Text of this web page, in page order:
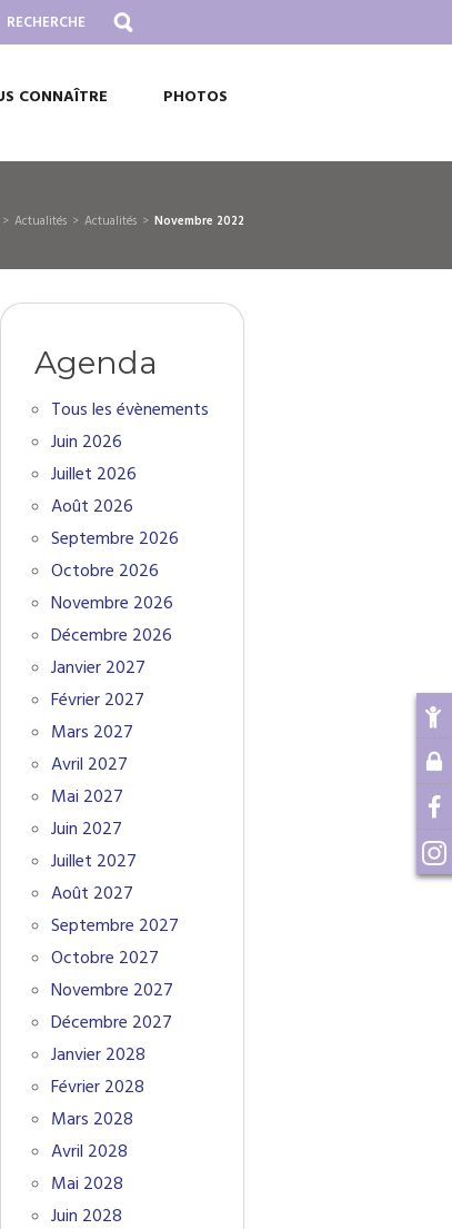
CONNAÎTRE PHOTOS
Actualités Actualités novembre 2022
Agenda
Tous les évènements
Juin 2026
Juillet 2026
Août 2026
Septembre 2026
Octobre 2026
Novembre 2026
Décembre 2026
Janvier 2027
Février 2027
Mars 2027
Avril 2027
Mai 2027
Juin 2027
Juillet 2027
Août 2027
Septembre 2027
Octobre 2027
Novembre 2027
Décembre 2027
Janvier 2028
Février 2028
Mars 2028
Avril 2028
Mai 2028
Juin 2028